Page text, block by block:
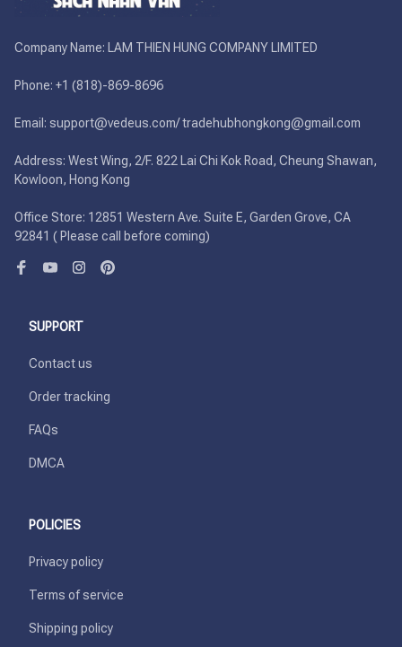
Company Name: LAM THIEN HUNG COMPANY LIMITED
Phone: +1 (818)-869-8696
Email: support@vedeus.com/ tradehubhongkong@gmail.com
Address: West Wing, 2/F. 822 Lai Chi Kok Road, Cheung Shawan,
Kowloon, Hong Kong
Office Store: 12851 Western Ave. Suite E, Garden Grove, CA
92841 ( Please call before coming)
SUPPORT
Contact us
Order tracking
FAQs
DMCA
POLICIES
Privacy policy
Terms of service
Shipping policy